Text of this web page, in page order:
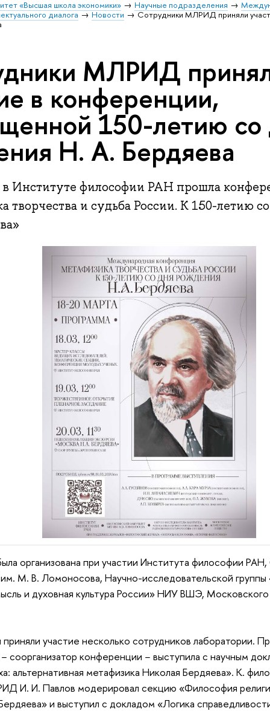
«Высшая школа экономики» Научные подразделения
диалога
Новости
Сотрудники МЛРИД приняли
МЛРИД
в конференции,
150-летию со
Н. А. Бердяева
в Институте философии РАН прошла
творчества и судьба России. К 150-летию
организована при участии Института философии
М. В. Ломоносова, Научно-исследовательской
и духовная культура России» НИУ ВШЭ,
участие несколько сотрудников лаборатории.
соорганизатор конференции − выступила с научным
альтернативная метафизика Николая Бердяева». К.
И. И. Павлов модерировал секцию «Философия
и выступил с докладом «Логика